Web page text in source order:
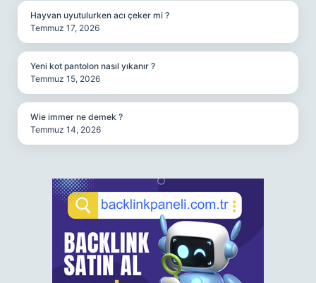
Hayvan uyutulurken acı çeker mi ?
Temmuz 17, 2026
Yeni kot pantolon nasıl yıkanır ?
Temmuz 15, 2026
Wie immer ne demek ?
Temmuz 14, 2026